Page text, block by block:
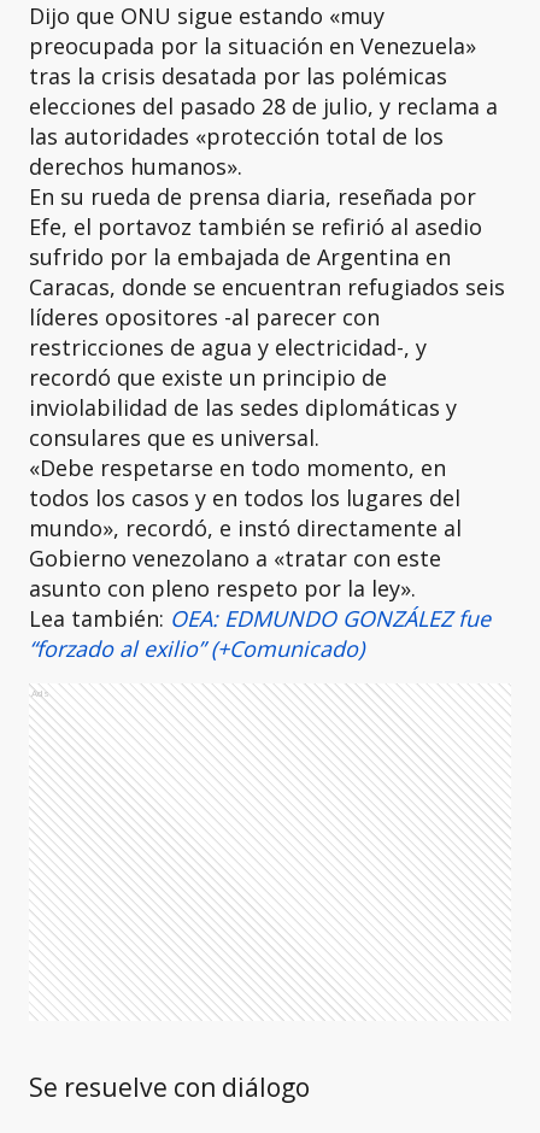
Dijo que ONU sigue estando «muy
preocupada por la situación en Venezuela»
tras la crisis desatada por las polémicas
elecciones del pasado 28 de julio, y reclama a
las autoridades «protección total de los
derechos humanos».
En su rueda de prensa diaria, reseñada por
Efe, el portavoz también se refirió al asedio
sufrido por la embajada de Argentina en
Caracas, donde se encuentran refugiados seis
líderes opositores -al parecer con
restricciones de agua y electricidad-, y
recordó que existe un principio de
inviolabilidad de las sedes diplomáticas y
consulares que es universal.
«Debe respetarse en todo momento, en
todos los casos y en todos los lugares del
mundo», recordó, e instó directamente al
Gobierno venezolano a «tratar con este
asunto con pleno respeto por la ley».
Lea también: OEA: EDMUNDO GONZÁLEZ fue
“forzado al exilio” (+Comunicado)
Ads
Se resuelve con diálogo